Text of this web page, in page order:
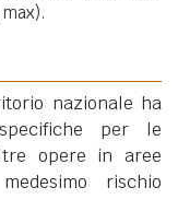
nazionale ha
per le
opere in aree
rischio